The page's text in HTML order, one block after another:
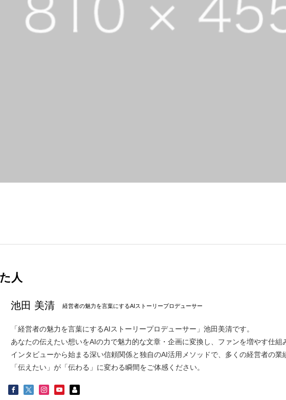
人
池田 美清 経営者の魅力を言葉にするAIストーリープロデューサー
「経営者の魅力を言葉にするAIストーリープロデューサー」池田美清です。
あなたの伝えたい想いをAIの力で魅力的な文章・企画に変換し、ファンを増やす仕組
インタビューから始まる深い信頼関係と独自のAI活用メソッドで、多くの経営者の業
「伝えたい」が「伝わる」に変わる瞬間をご体感ください。